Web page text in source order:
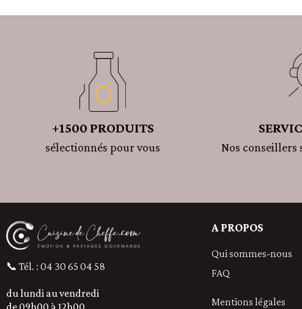
+1500 PRODUITS
sélectionnés pour vous Nos conseillers
📞 Tél. : 04 30 65 04 58
du lundi au vendredi
de 09h00 à 12h00
A PROPOS
Qui sommes-nous
FAQ
Mentions légales